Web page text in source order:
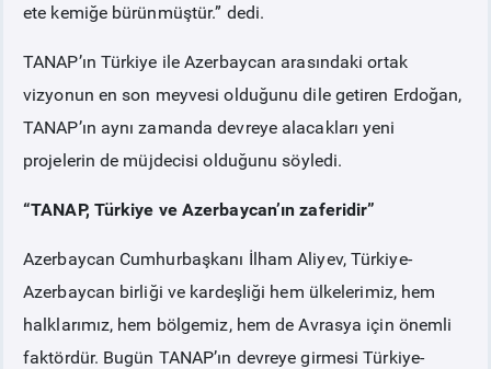
ete kemiğe bürünmüştür.” dedi.
TANAP’ın Türkiye ile Azerbaycan arasındaki ortak
vizyonun en son meyvesi olduğunu dile getiren Erdoğan,
TANAP’ın aynı zamanda devreye alacakları yeni
projelerin de müjdecisi olduğunu söyledi.
“TANAP, Türkiye ve Azerbaycan’ın zaferidir”
Azerbaycan Cumhurbaşkanı İlham Aliyev, Türkiye-
Azerbaycan birliği ve kardeşliği hem ülkelerimiz, hem
halklarımız, hem bölgemiz, hem de Avrasya için önemli
faktördür. Bugün TANAP’ın devreye girmesi Türkiye-